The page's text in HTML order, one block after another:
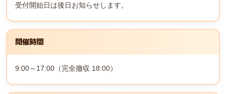
受付開始日は後日お知らせします。
開催時間
9:00～17:00（完全撤収 18:00）